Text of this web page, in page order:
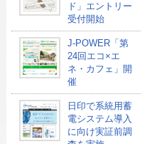
ド」エントリー
受付開始
J-POWER「第
24回エコ×エ
ネ・カフェ」開
催
日印で系統用蓄
電システム導入
に向け実証前調